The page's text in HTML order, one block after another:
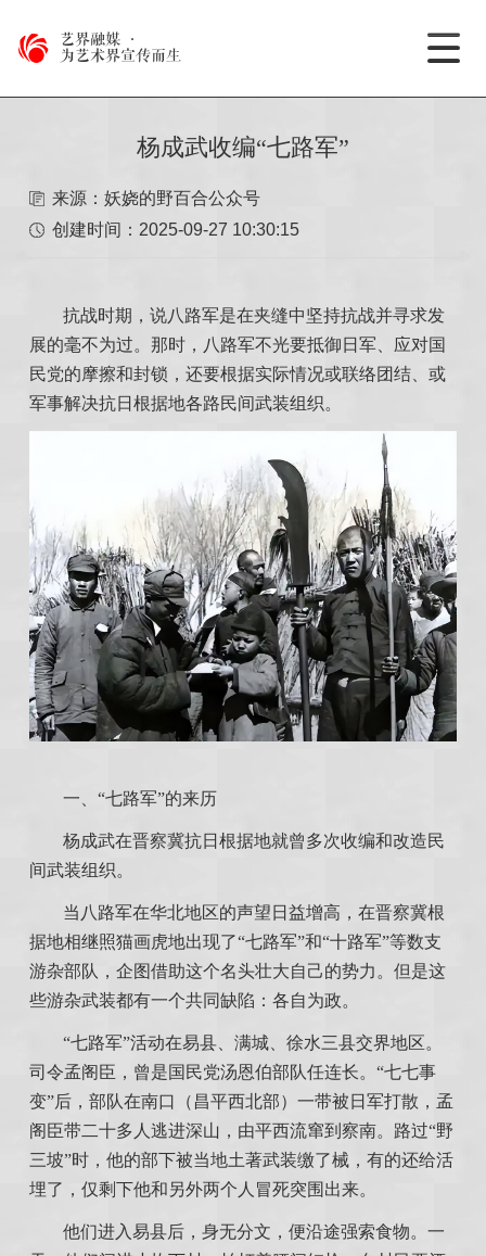
艺界融媒
·
为艺术界宣传而生
杨成武收编“七路军”
来源：妖娆的野百合公众号
创建时间： 2025-09-27 10:30:15
抗战时期，说八路军是在夹缝中坚持抗战并寻求发
展的毫不为过。那时，八路军不光要抵御日军、应对国
民党的摩擦和封锁，还要根据实际情况或联络团结、或
军事解决抗日根据地各路民间武装组织。
一、“七路军”的来历
杨成武在晋察冀抗日根据地就曾多次收编和改造民
间武装组织。
当八路军在华北地区的声望日益增高，在晋察冀根
据地相继照猫画虎地出现了“七路军”和“十路军”等数支
游杂部队，企图借助这个名头壮大自己的势力。但是这
些游杂武装都有一个共同缺陷：各自为政。
“七路军”活动在易县、满城、徐水三县交界地区。
司令孟阁臣，曾是国民党汤恩伯部队任连长。“七七事
变”后，部队在南口（昌平西北部）一带被日军打散，孟
阁臣带二十多人逃进深山，由平西流窜到察南。路过“野
三坡”时，他的部下被当地土著武装缴了械，有的还给活
埋了，仅剩下他和另外两个人冒死突围出来。
他们进入易县后，身无分文，便沿途强索食物。一